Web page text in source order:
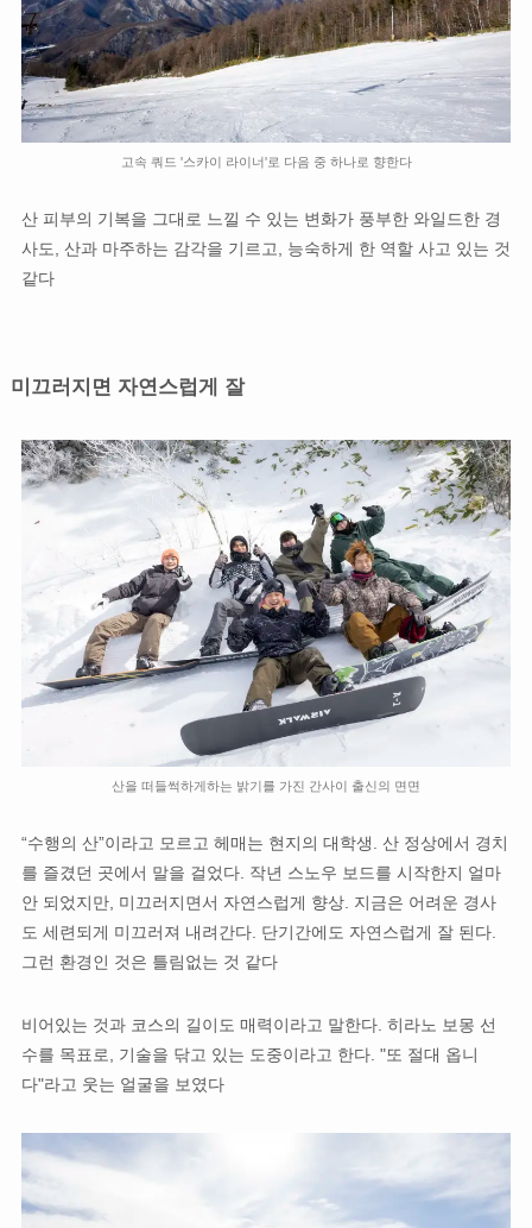
고속 쿼드 '스카이 라이너'로 다음 중 하나로 향한다
산 피부의 기복을 그대로 느낄 수 있는 변화가 풍부한 와일드한 경
사도, 산과 마주하는 감각을 기르고, 능숙하게 한 역할 사고 있는 것
같다
미끄러지면 자연스럽게 잘
산을 떠들썩하게하는 밝기를 가진 간사이 출신의 면면
“수행의 산”이라고 모르고 헤매는 현지의 대학생. 산 정상에서 경치
를 즐겼던 곳에서 말을 걸었다. 작년 스노우 보드를 시작한지 ​​얼마
안 되었지만, 미끄러지면서 자연스럽게 향상. 지금은 어려운 경사
도 세련되게 미끄러져 내려간다. 단기간에도 자연스럽게 잘 된다.
그런 환경인 것은 틀림없는 것 같다
비어있는 것과 코스의 길이도 매력이라고 말한다. 히라노 보몽 선
수를 목표로, 기술을 닦고 있는 도중이라고 한다. "또 절대 옵니
다"라고 웃는 얼굴을 보였다